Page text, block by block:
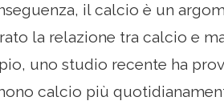
il calcio è un
la relazione tra calcio e
uno studio recente ha
calcio più